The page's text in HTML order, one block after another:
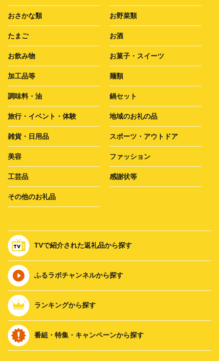
おさかな類 お野菜類
たまご お酒
お飲み物 お菓子・スイーツ
加工品等 麺類
調味料・油 鍋セット
旅行・イベント・体験 地域のお礼の品
雑貨・日用品 スポーツ・アウトドア
美容 ファッション
工芸品 感謝状等
その他のお礼品
TVで紹介された返礼品から探す
ふるラボチャンネルから探す
ランキングから探す
番組・特集・キャンペーンから探す